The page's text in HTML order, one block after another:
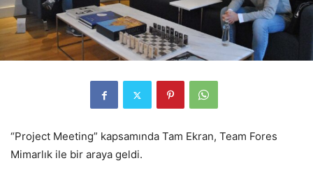
“Project Meeting” kapsamında Tam Ekran, Team Fores
Mimarlık ile bir araya geldi.